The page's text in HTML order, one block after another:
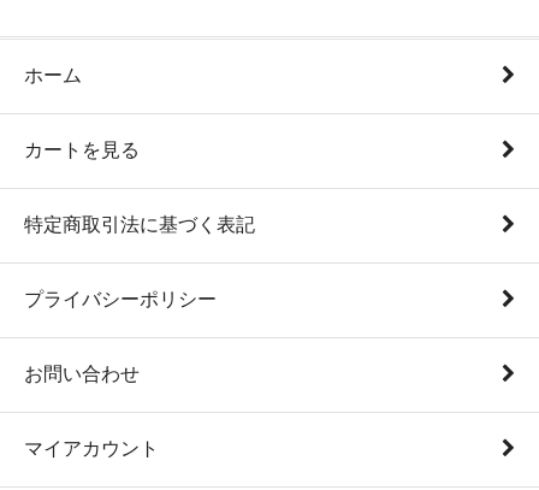
ホーム
カートを見る
特定商取引法に基づく表記
プライバシーポリシー
お問い合わせ
マイアカウント